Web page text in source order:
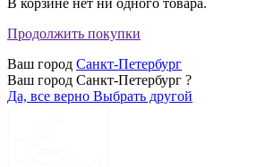
В корзине нет ни одного товара.
Продолжить покупки
Ваш город Санкт-Петербург
Ваш город Санкт-Петербург ?
Да, все верно Выбрать другой